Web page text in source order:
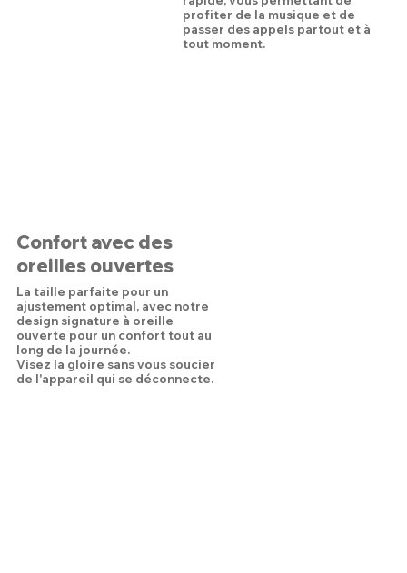
profiter de la musique et de
passer des appels partout et à
tout moment.
Confort avec des
oreilles ouvertes
La taille parfaite pour un
ajustement optimal, avec notre
design signature à oreille
ouverte pour un confort tout au
long de la journée.
Visez la gloire sans vous soucier
de l'appareil qui se déconnecte.